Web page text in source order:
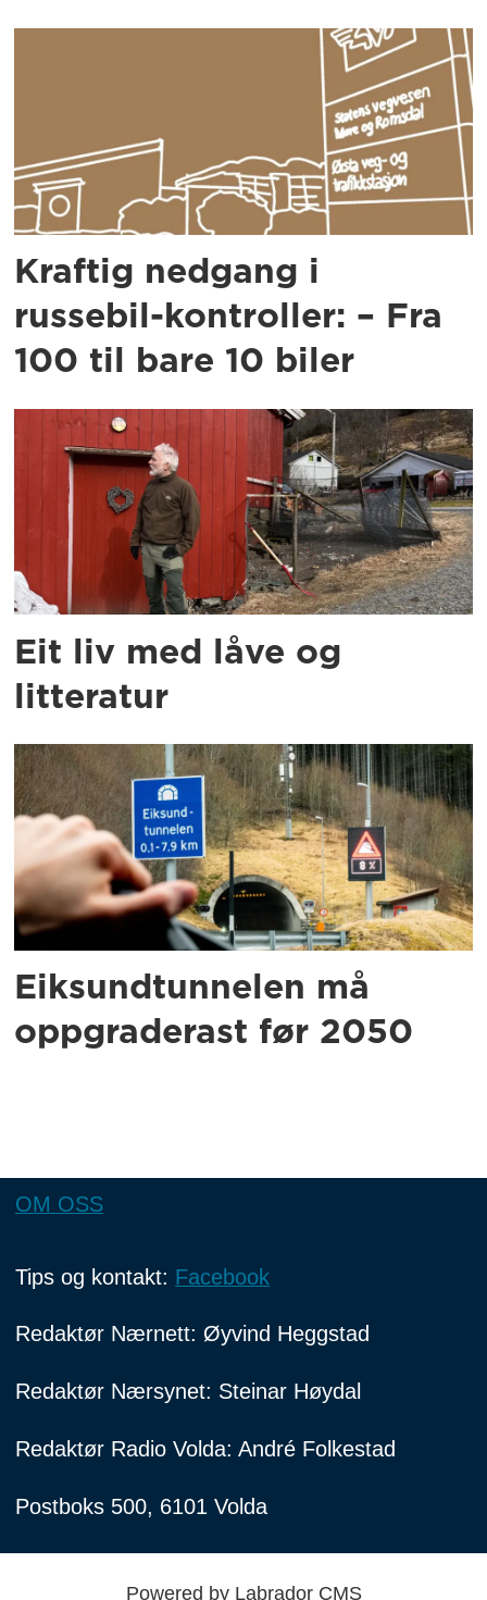
Kraftig nedgang i
russebil-kontroller: – Fra
100 til bare 10 biler
Eit liv med låve og
litteratur
Eiksundtunnelen må
oppgraderast før 2050
OM OSS
Tips og kontakt: Facebook
Redaktør Nærnett: Øyvind Heggstad
Redaktør Nærsynet: Steinar Høydal
Redaktør Radio Volda: André Folkestad
Postboks 500, 6101 Volda
Powered by Labrador CMS